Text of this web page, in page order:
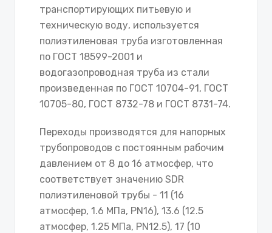
транспортирующих питьевую и
техническую воду, используется
полиэтиленовая труба изготовленная
по ГОСТ 18599-2001 и
водогазопроводная труба из стали
произведенная по ГОСТ 10704-91, ГОСТ
10705-80, ГОСТ 8732-78 и ГОСТ 8731-74.
Переходы производятся для напорных
трубопроводов с постоянным рабочим
давлением от 8 до 16 атмосфер, что
соответствует значению SDR
полиэтиленовой трубы - 11 (16
атмосфер, 1.6 МПа, PN16), 13.6 (12.5
атмосфер, 1.25 МПа, PN12.5), 17 (10